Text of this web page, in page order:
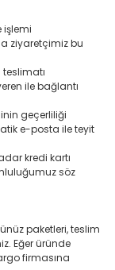
işlemi
ziyaretçimiz bu
ile bağlantı
geçerliliği
e-posta ile teyit
kredi kartı
söz
paketleri, teslim
Eğer üründe
firmasına